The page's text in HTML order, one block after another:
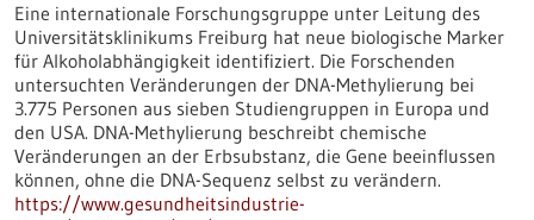
Eine internationale Forschungsgruppe unter Leitung des
Universitätsklinikums Freiburg hat neue biologische Marker
für Alkoholabhängigkeit identifiziert. Die Forschenden
untersuchten Veränderungen der DNA-Methylierung bei
3.775 Personen aus sieben Studiengruppen in Europa und
den USA. DNA-Methylierung beschreibt chemische
Veränderungen an der Erbsubstanz, die Gene beeinflussen
können, ohne die DNA-Sequenz selbst zu verändern.
https://www.gesundheitsindustrie-